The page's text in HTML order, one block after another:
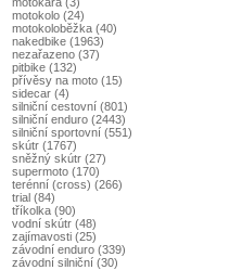
motokolo (24)
motokoloběžka (40)
nakedbike (1963)
nezařazeno (37)
pitbike (132)
přívěsy na moto (15)
sidecar (4)
silniční cestovní (801)
silniční enduro (2443)
silniční sportovní (551)
skútr (1767)
sněžný skútr (27)
supermoto (170)
terénní (cross) (266)
trial (84)
tříkolka (90)
vodní skútr (48)
zajímavosti (25)
závodní enduro (339)
závodní silniční (30)